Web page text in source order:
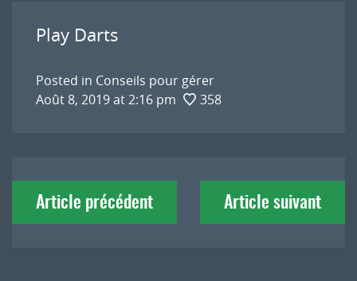
Play Darts
Posted in Conseils pour gérer
Août 8, 2019 at 2:16 pm
358
Navigation
deArticle précédent Article suivant